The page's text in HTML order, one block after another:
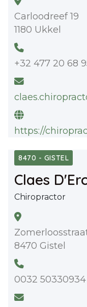
Carloodreef 19
1180 Ukkel
+32 477 20 68
https://
8470 - GISTEL
Claes
Chiropractor
8470 Gistel
0032 50330934